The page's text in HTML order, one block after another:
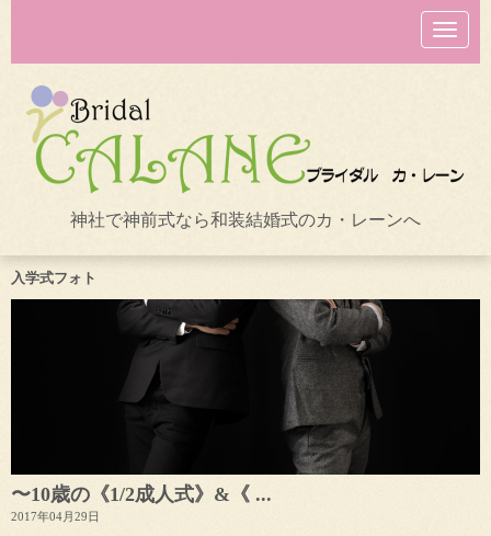
N
a
v
o
n
神社で神前式なら和装結婚式のカ・レーンへ
入学式フォト
〜10歳の《1/2成人式》&《 ...
2017年04月29日